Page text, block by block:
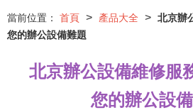
當前位置： 首頁 > 產品大全 > 北京辦
您的辦公設備難題
北京辦公設備維修服
您的辦公設